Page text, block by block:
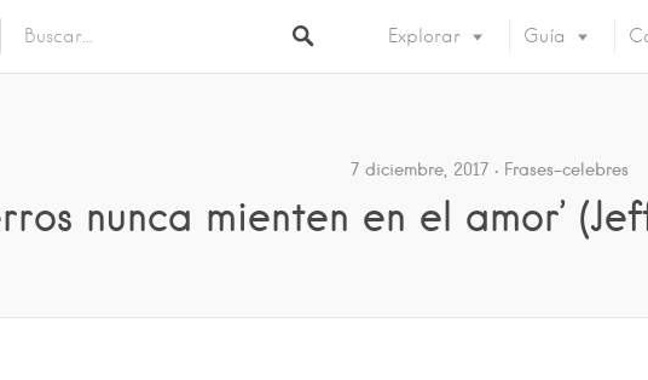
Explorar Guía
7 diciembre, 2017 Frases-celebres
nunca mienten en el amor’